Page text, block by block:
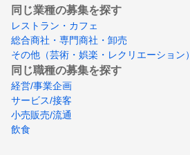
同じ業種の募集を探す
レストラン・カフェ
総合商社・専門商社・卸売
その他（芸術・娯楽・レクリエーション）
同じ職種の募集を探す
経営/事業企画
サービス/接客
小売販売/流通
飲食